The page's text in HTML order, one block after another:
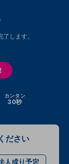
します。
カンタン
30秒
ださい
人成り予定